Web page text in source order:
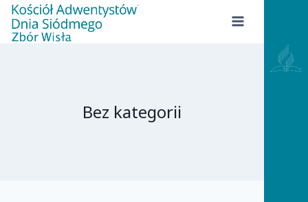
Przejdź
treści
Bez kategorii